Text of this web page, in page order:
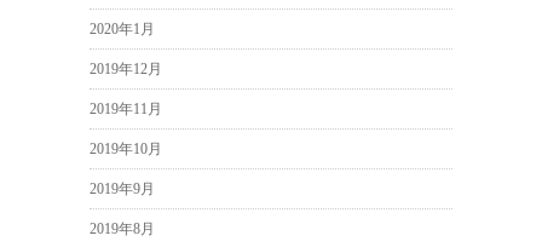
2020年1月
2019年12月
2019年11月
2019年10月
2019年9月
2019年8月